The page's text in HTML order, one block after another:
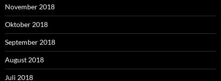
November 2018
Oktober 2018
September 2018
August 2018
Juli 2018